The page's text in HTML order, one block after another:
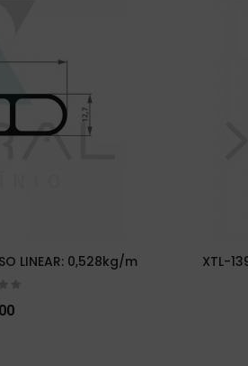
LINEAR: 0,528kg/m XTL-